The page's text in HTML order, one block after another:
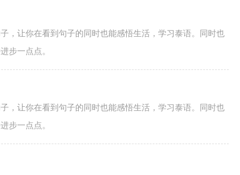
，让你在看到句子的同时也能感悟生活，学习泰语。同时也
步一点点。
，让你在看到句子的同时也能感悟生活，学习泰语。同时也
步一点点。